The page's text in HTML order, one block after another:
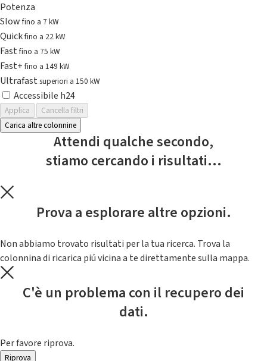
Potenza
Slowfino a 7 kW
Quickfino a 22 kW
Fastfino a 75 kW
Fast+fino a 149 kW
Ultrafast superiori a 150 kW
Accessibile h24
Applica
Cancella filtri
Carica altre colonnine
Attendi qualche secondo,
stiamo cercando i risultati...
Prova a esplorare altre opzioni.
Non abbiamo trovato risultati per la tua ricerca. Trova la
colonnina di ricarica piú vicina a te direttamente sulla mappa.
C'è un problema con il recupero dei
dati.
Per favore riprova.
Riprova